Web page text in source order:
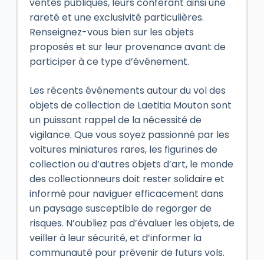
rareté et une exclusivité particulières.
Renseignez-vous bien sur les objets
proposés et sur leur provenance avant de
participer à ce type d’événement.
Les récents événements autour du vol des
objets de collection de Laetitia Mouton sont
un puissant rappel de la nécessité de
vigilance. Que vous soyez passionné par les
voitures miniatures rares, les figurines de
collection ou d’autres objets d’art, le monde
des collectionneurs doit rester solidaire et
informé pour naviguer efficacement dans
un paysage susceptible de regorger de
risques. N’oubliez pas d’évaluer les objets, de
veiller à leur sécurité, et d’informer la
communauté pour prévenir de futurs vols.